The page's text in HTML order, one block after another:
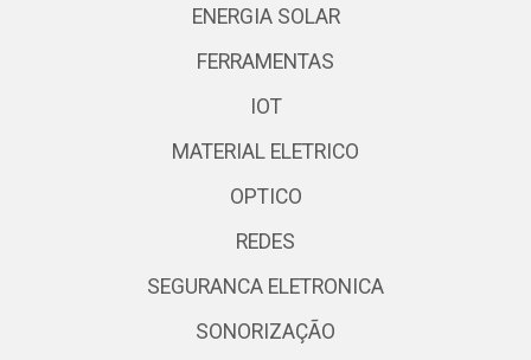
ENERGIA SOLAR
FERRAMENTAS
IOT
MATERIAL ELETRICO
OPTICO
REDES
SEGURANCA ELETRONICA
SONORIZAÇÃO